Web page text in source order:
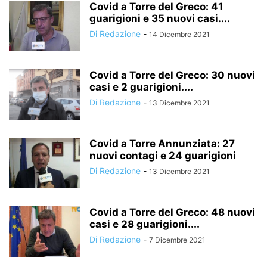
Covid a Torre del Greco: 41
guarigioni e 35 nuovi casi....
Di Redazione - 14 Dicembre 2021
Covid a Torre del Greco: 30 nuovi
casi e 2 guarigioni....
Di Redazione - 13 Dicembre 2021
Covid a Torre Annunziata: 27
nuovi contagi e 24 guarigioni
Di Redazione - 13 Dicembre 2021
Covid a Torre del Greco: 48 nuovi
casi e 28 guarigioni....
Di Redazione - 7 Dicembre 2021